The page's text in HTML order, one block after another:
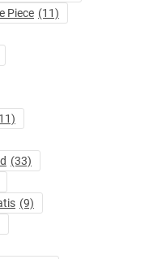
Piece (11)
(33)
(9)